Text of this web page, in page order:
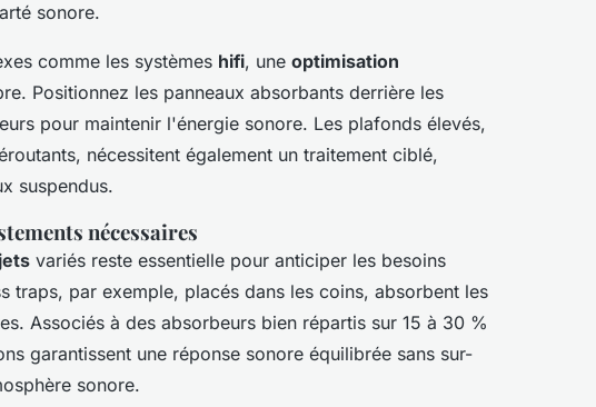
sonore.
comme les systèmes hifi, une optimisation
Positionnez les panneaux absorbants derrière les
pour maintenir l'énergie sonore. Les plafonds élevés,
nécessitent également un traitement ciblé,
suspendus.
nécessaires
variés reste essentielle pour anticiper les besoins
traps, par exemple, placés dans les coins, absorbent les
Associés à des absorbeurs bien répartis sur 15 à 30 %
garantissent une réponse sonore équilibrée sans sur-
sonore.